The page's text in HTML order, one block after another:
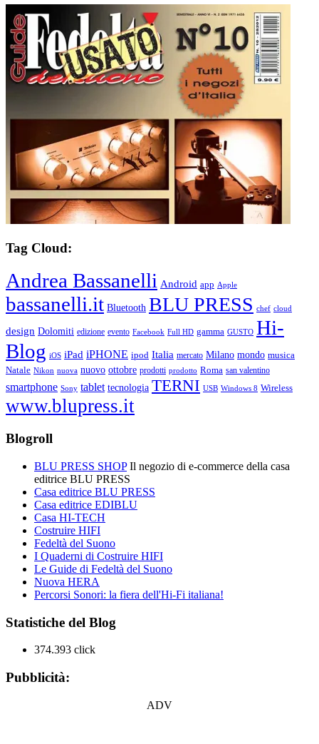
Tag Cloud:
Andrea Bassanelli Android app Apple
bassanelli.it Bluetooth BLU PRESS chef cloud
design Dolomiti edizione evento Facebook Full HD gamma GUSTO Hi-
Blog iOS iPad iPHONE ipod Italia mercato Milano mondo musica
Natale Nikon nuova nuovo ottobre prodotti prodotto Roma san valentino
smartphone Sony tablet tecnologia TERNI USB Windows 8 Wireless
www.blupress.it
Blogroll
BLU PRESS SHOPIl negozio di e-commerce della casa
editrice BLU PRESS
Casa editrice BLU PRESS
Casa editrice EDIBLU
Casa HI-TECH
Costruire HIFI
Fedeltà del Suono
I Quaderni di Costruire HIFI
Le Guide di Fedeltà del Suono
Nuova HERA
Percorsi Sonori: la fiera dell'Hi-Fi italiana!
Statistiche del Blog
374.393 click
Pubblicità:
ADV